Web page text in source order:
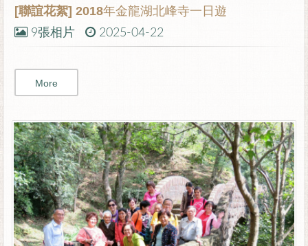
[聯誼花絮] 2018年金龍湖北峰寺一日遊
9張相片 2025-04-22
More